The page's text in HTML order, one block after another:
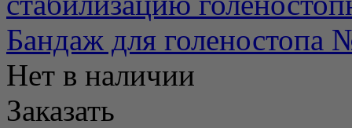
Бандаж для голеностопа
Нет в наличии
Заказать